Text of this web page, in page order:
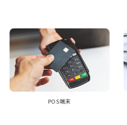
キッティングサービス